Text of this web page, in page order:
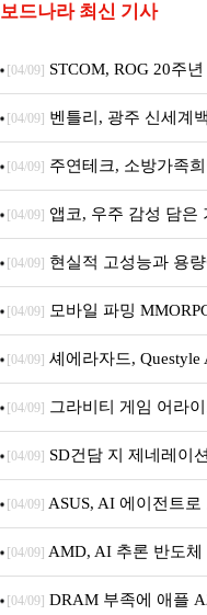
보드나라 최신 기사
[04/09] STCOM, ROG 20주
Crosshair X870E EDITION
[04/09] 벤틀리, 광주 신세계
픈
[04/09] 주연테크, 소방가족
니터·스마트 펫 침대 기부
[04/09] 앱코, 우주 감성 담은
브랜드데이 기획전 진행
[04/09] 현실적 고성능과 용
M.2 NVMe 디앤디컴 1TB
[04/09] 모바일 파밍
[04/09] 셰에라자드,
내 정식 출시
[04/09] 그라비티 게임 어라
던전 13’ 참가!
[04/09] SD건담 지 제네레이
아의 용사’ 재개최 및 풍성
[04/09] ASUS, AI 에이전트
[04/09] AMD, AI 추론 반도
[04/09] DRAM 부족에 애플